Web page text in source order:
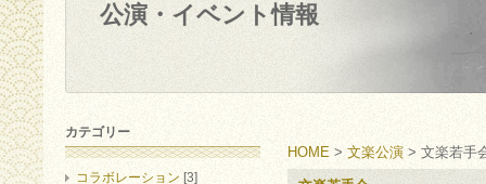
公演・イベント情報
HOME > 文楽公演 > 文楽若手
カテゴリー
コラボレーション [3]